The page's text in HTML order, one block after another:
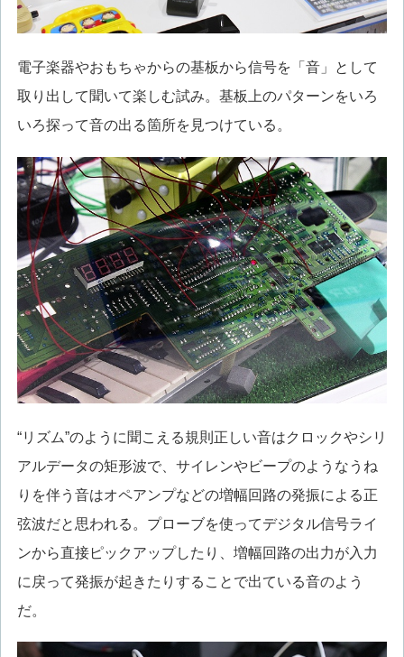
電子楽器やおもちゃからの基板から信号を「音」として
取り出して聞いて楽しむ試み。基板上のパターンをいろ
いろ探って音の出る箇所を見つけている。
“リズム”のように聞こえる規則正しい音はクロックやシリ
アルデータの矩形波で、サイレンやビープのようなうね
りを伴う音はオペアンプなどの増幅回路の発振による正
弦波だと思われる。プローブを使ってデジタル信号ライ
ンから直接ピックアップしたり、増幅回路の出力が入力
に戻って発振が起きたりすることで出ている音のよう
だ。